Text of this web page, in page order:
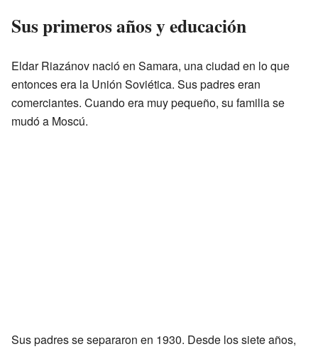
Sus primeros años y educación
Eldar Riazánov nació en Samara, una ciudad en lo que
entonces era la Unión Soviética. Sus padres eran
comerciantes. Cuando era muy pequeño, su familia se
mudó a Moscú.
Sus padres se separaron en 1930. Desde los siete años,